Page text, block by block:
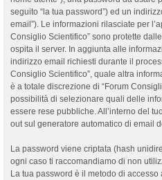
seguito “la tua password”) ed un
email”). Le informazioni rilasciate per
Consiglio Scientifico” sono protette
ospita il server. In aggiunta alle
indirizzo email richiesti durante il
Consiglio Scientifico”, quale altra
è a totale discrezione di “Forum
possibilità di selezionare quali delle
essere rese pubbliche. All’interno del
out sul generatore automatico di email
La password viene criptata (hash
ogni caso ti raccomandiamo di non
La tua password è il metodo di